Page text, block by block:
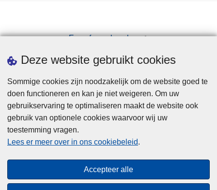
Deze website gebruikt cookies
Sommige cookies zijn noodzakelijk om de website goed te
doen functioneren en kan je niet weigeren. Om uw
gebruikservaring te optimaliseren maakt de website ook
gebruik van optionele cookies waarvoor wij uw
toestemming vragen.
Lees er meer over in ons cookiebeleid.
Accepteer alle
Een afspraak maken
Downloads
Privacy
Cookies
Toegankelijkheid